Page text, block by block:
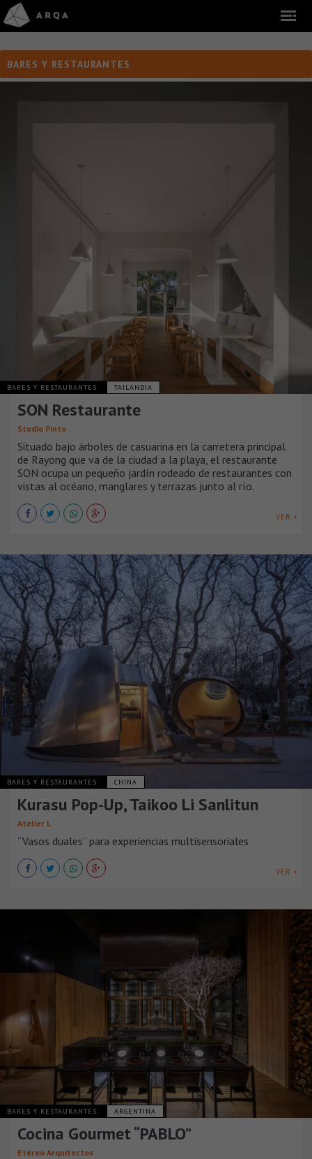
BARES Y RESTAURANTES
BARES Y RESTAURANTES TAILANDIA
SON Restaurante
Studio Pinto
Situado bajo árboles de casuarina en la carretera principal
de Rayong que va de la ciudad a la playa, el restaurante
SON ocupa un pequeño jardín rodeado de restaurantes con
vistas al océano, manglares y terrazas junto al río.
VER +
BARES Y RESTAURANTES CHINA
Kurasu Pop-Up, Taikoo Li Sanlitun
Atelier L
“Vasos duales” para experiencias multisensoriales
VER +
BARES Y RESTAURANTES ARGENTINA
Cocina Gourmet “PABLO”
Etéreo Arquitectos